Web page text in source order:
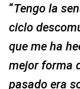
“Tengo la
ciclo
que me ha
mejor forma
pasado era